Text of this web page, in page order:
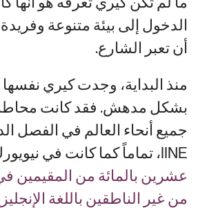
الدخول إلى بيئة متنوعة
أن تعبر الشارع.
منذ البداية، وجدت كيري
بشكل مدهش. فقد كانت
جميع أنحاء العالم في الفصل
IINE، تماماً كما كانت في نيويورك. ما يقرب من
عشرين بالمائة من المقيمين
من غير الناطقين باللغة